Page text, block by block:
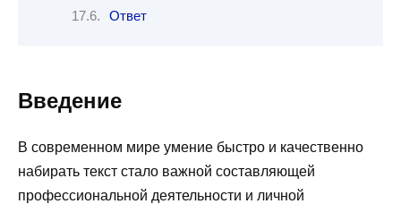
Ответ
Введение
В современном мире умение быстро и качественно
набирать текст стало важной составляющей
профессиональной деятельности и личной